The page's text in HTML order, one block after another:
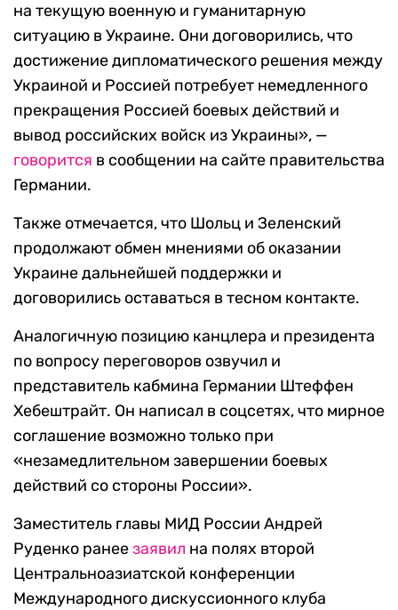
на текущую военную и гуманитарную
ситуацию в Украине. Они договорились, что
достижение дипломатического решения между
Украиной и Россией потребует немедленного
прекращения Россией боевых действий и
вывод российских войск из Украины», —
говорится в сообщении на сайте правительства
Германии.
Также отмечается, что Шольц и Зеленский
продолжают обмен мнениями об оказании
Украине дальнейшей поддержки и
договорились оставаться в тесном контакте.
Аналогичную позицию канцлера и президента
по вопросу переговоров озвучил и
представитель кабмина Германии Штеффен
Хебештрайт. Он написал в соцсетях, что мирное
соглашение возможно только при
«незамедлительном завершении боевых
действий со стороны России».
Заместитель главы МИД России Андрей
Руденко ранеезаявил на полях второй
Центральноазиатской конференции
Международного дискуссионного клуба